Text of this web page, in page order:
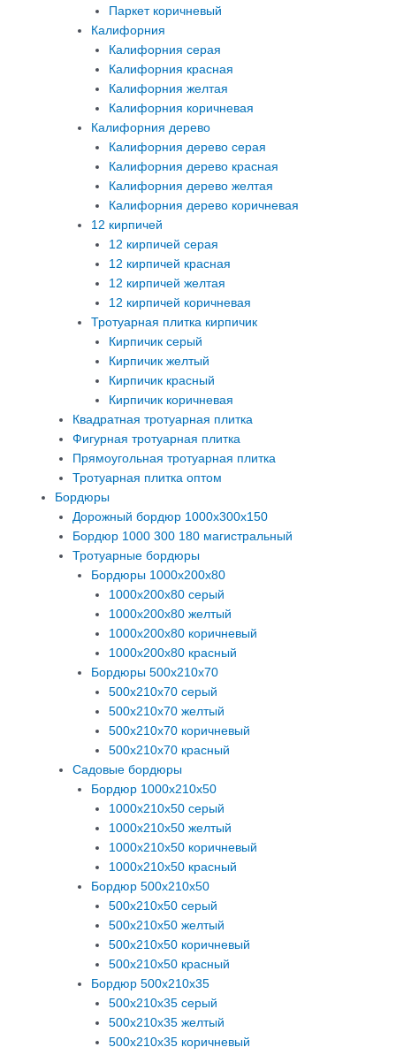
Паркет коричневый
Калифорния
Калифорния серая
Калифорния красная
Калифорния желтая
Калифорния коричневая
Калифорния дерево
Калифорния дерево серая
Калифорния дерево красная
Калифорния дерево желтая
Калифорния дерево коричневая
12 кирпичей
12 кирпичей серая
12 кирпичей красная
12 кирпичей желтая
12 кирпичей коричневая
Тротуарная плитка кирпичик
Кирпичик серый
Кирпичик желтый
Кирпичик красный
Кирпичик коричневая
Квадратная тротуарная плитка
Фигурная тротуарная плитка
Прямоугольная тротуарная плитка
Тротуарная плитка оптом
Бордюры
Дорожный бордюр 1000х300х150
Бордюр 1000 300 180 магистральный
Тротуарные бордюры
Бордюры 1000х200х80
1000х200х80 серый
1000х200х80 желтый
1000х200х80 коричневый
1000х200х80 красный
Бордюры 500х210х70
500х210х70 серый
500х210х70 желтый
500х210х70 коричневый
500х210х70 красный
Садовые бордюры
Бордюр 1000х210х50
1000х210х50 серый
1000х210х50 желтый
1000х210х50 коричневый
1000х210х50 красный
Бордюр 500х210х50
500х210х50 серый
500х210х50 желтый
500х210х50 коричневый
500х210х50 красный
Бордюр 500х210х35
500х210х35 серый
500х210х35 желтый
500х210х35 коричневый